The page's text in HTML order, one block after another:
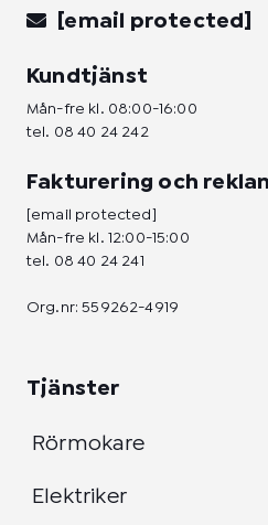
[email protected]
Kundtjänst
Mån-fre kl. 08:00-16:00
tel. 08 40 24 242
Fakturering och
[email protected]
Mån-fre kl. 12:00-15:00
tel. 08 40 24 241
Org.nr: 559262-4919
Tjänster
Rörmokare
Elektriker